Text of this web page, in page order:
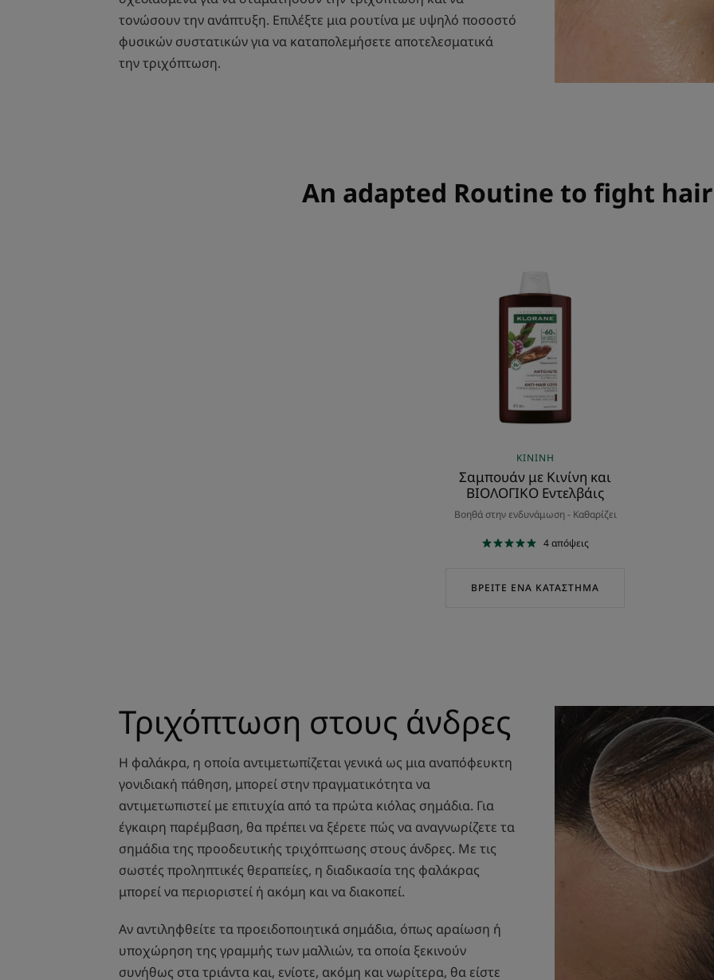
τονώσουν την ανάπτυξη. Επιλέξτε μια ρουτίνα με υψηλό ποσοστό
φυσικών συστατικών για να καταπολεμήσετε αποτελεσματικά
την τριχόπτωση.
An adapted Routine to fight
Κινίνη
και
ΒΙΟΛΟΓΙΚΟ
Εντελβάις
ΚΙΝΊΝΗ
Σαμπουάν με Κινίνη και
ΒΙΟΛΟΓΙΚΟ Εντελβάις
Βοηθά στην ενδυνάμωση - Καθαρίζει
4απόψεις
ΒΡΕΊΤΕ ΈΝΑ ΚΑΤΆΣΤΗΜΑ
Τριχόπτωση στους άνδρες
Η φαλάκρα, η οποία αντιμετωπίζεται γενικά ως μια αναπόφευκτη
γονιδιακή πάθηση, μπορεί στην πραγματικότητα να
αντιμετωπιστεί με επιτυχία από τα πρώτα κιόλας σημάδια. Για
έγκαιρη παρέμβαση, θα πρέπει να ξέρετε πώς να αναγνωρίζετε τα
σημάδια της προοδευτικής τριχόπτωσης στους άνδρες. Με τις
σωστές προληπτικές θεραπείες, η διαδικασία της φαλάκρας
μπορεί να περιοριστεί ή ακόμη και να διακοπεί.
Αν αντιληφθείτε τα προειδοποιητικά σημάδια, όπως αραίωση ή
υποχώρηση της γραμμής των μαλλιών, τα οποία ξεκινούν
συνήθως στα τριάντα και, ενίοτε, ακόμη και νωρίτερα, θα είστε